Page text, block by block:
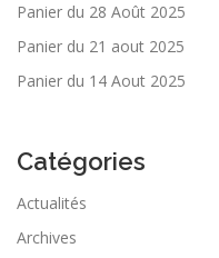
Panier du 28 Août 2025
Panier du 21 aout 2025
Panier du 14 Aout 2025
Catégories
Actualités
Archives